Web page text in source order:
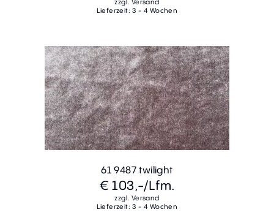
zzgl. Versand
Lieferzeit: 3 - 4 Wochen
61 9487 twilight
€ 103,-/Lfm.
zzgl. Versand
Lieferzeit: 3 - 4 Wochen